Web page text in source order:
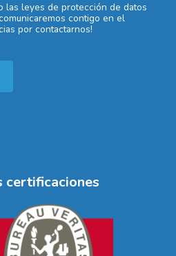
las leyes de protección de datos
contigo en el
por contactarnos!
certificaciones